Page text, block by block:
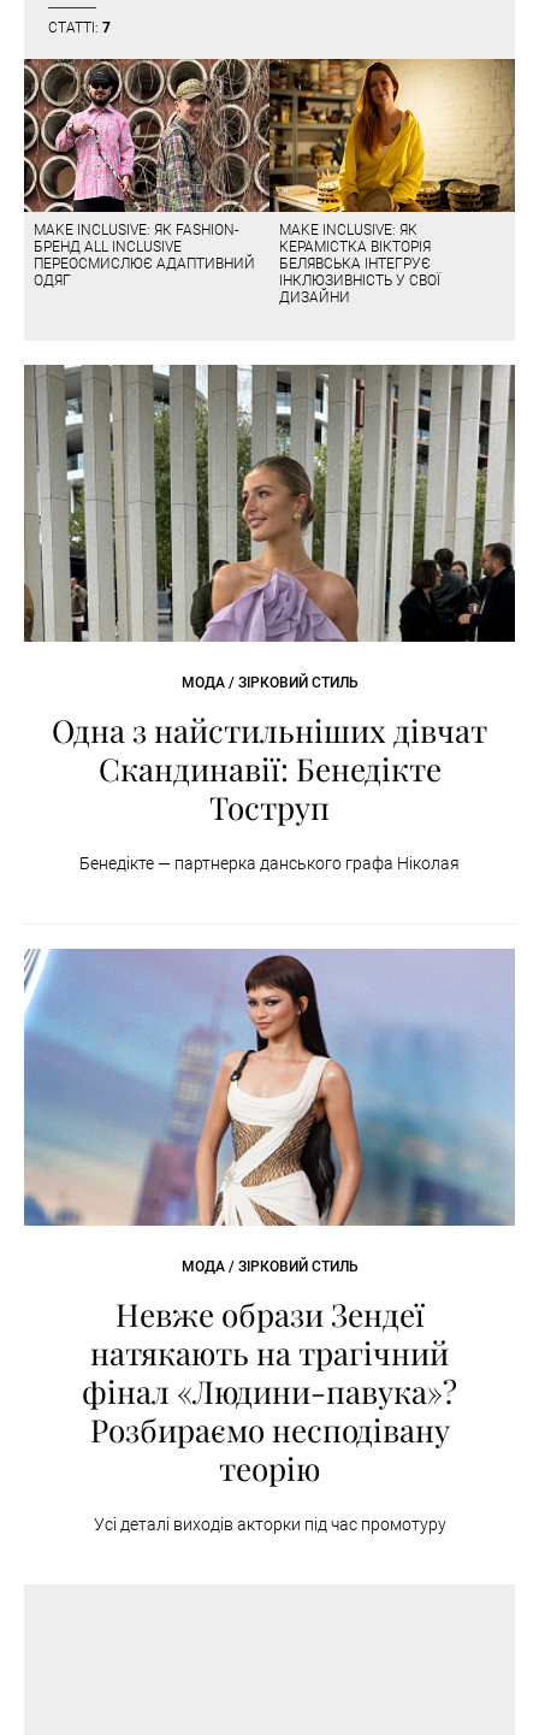
СТАТТІ: 7
MAKE INCLUSIVE: ЯК FASHION-
БРЕНД ALL INCLUSIVE
ПЕРЕОСМИСЛЮЄ АДАПТИВНИЙ
ОДЯГ
MAKE INCLUSIVE: ЯК
КЕРАМІСТКА ВІКТОРІЯ
БЕЛЯВСЬКА ІНТЕГРУЄ
ІНКЛЮЗИВНІСТЬ У СВОЇ
ДИЗАЙНИ
МОДА / ЗІРКОВИЙ СТИЛЬ
Одна з найстильніших дівчат
Скандинавії: Бенедікте
Тоструп
Бенедікте — партнерка данського графа Ніколая
МОДА / ЗІРКОВИЙ СТИЛЬ
Невже образи Зендеї
натякають на трагічний
фінал «Людини-павука»?
Розбираємо несподівану
теорію
Усі деталі виходів акторки під час промотуру